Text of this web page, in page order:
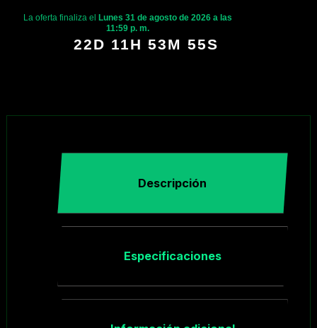
La oferta finaliza el
Lunes 31 de agosto de 2026 a las
11:59 p. m.
22D 11H 53M 55S
Descripción
Especificaciones